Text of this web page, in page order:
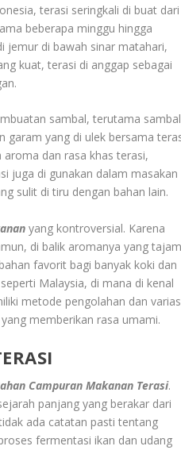
terasi seringkali di buat dari
beberapa minggu hingga
jemur di bawah sinar matahari,
kuat, terasi di anggap sebagai
sambal, terutama sambal
garam yang di ulek bersama
dan rasa khas terasi,
juga di gunakan dalam masakan
sulit di tiru dengan bahan lain.
yang kontroversial. Karena
di balik aromanya yang
favorit bagi banyak koki dan
Malaysia, di mana di kenal
metode pengolahan dan
memberikan rasa umami.
Campuran Makanan Terasi.
panjang yang berakar dari
ada catatan pasti tentang
fermentasi ikan dan udang